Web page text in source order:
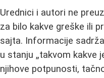
Urednici i autori ne
za bilo kakve greške ili
sajta. Informacije
u stanju „takvom kakve
njihove potpunosti,